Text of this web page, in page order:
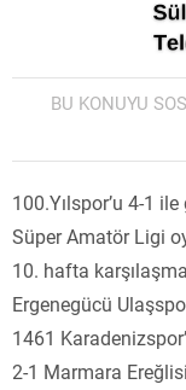
BU KONUYU
100.Yılspor’u 4-1
Süper Amatör Ligi
10. hafta
Ergenegücü
1461
2-1 Marmara